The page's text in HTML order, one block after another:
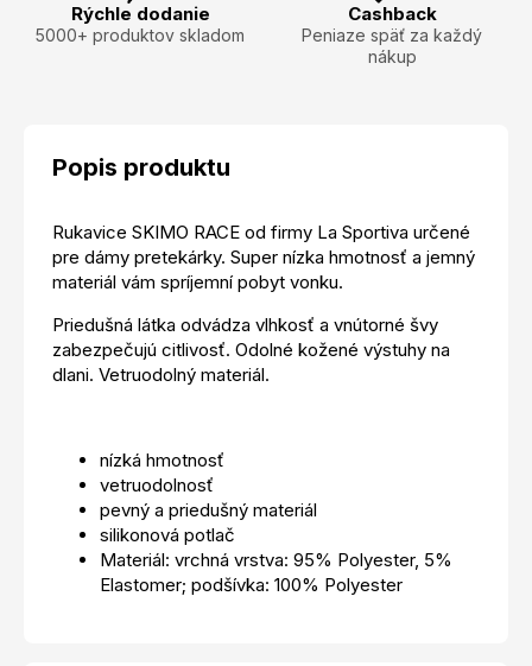
Rýchle dodanie
5000+ produktov skladom
Cashback
Peniaze späť za každý
nákup
Popis produktu
Rukavice SKIMO RACE od firmy La Sportiva určené
pre dámy pretekárky. Super nízka hmotnosť a jemný
materiál vám spríjemní pobyt vonku.
Priedušná látka odvádza vlhkosť a vnútorné švy
zabezpečujú citlivosť. Odolné kožené výstuhy na
dlani. Vetruodolný materiál.
nízká hmotnosť
vetruodolnosť
pevný a priedušný materiál
silikonová potlač
Materiál: vrchná vrstva: 95% Polyester, 5%
Elastomer; podšívka: 100% Polyester